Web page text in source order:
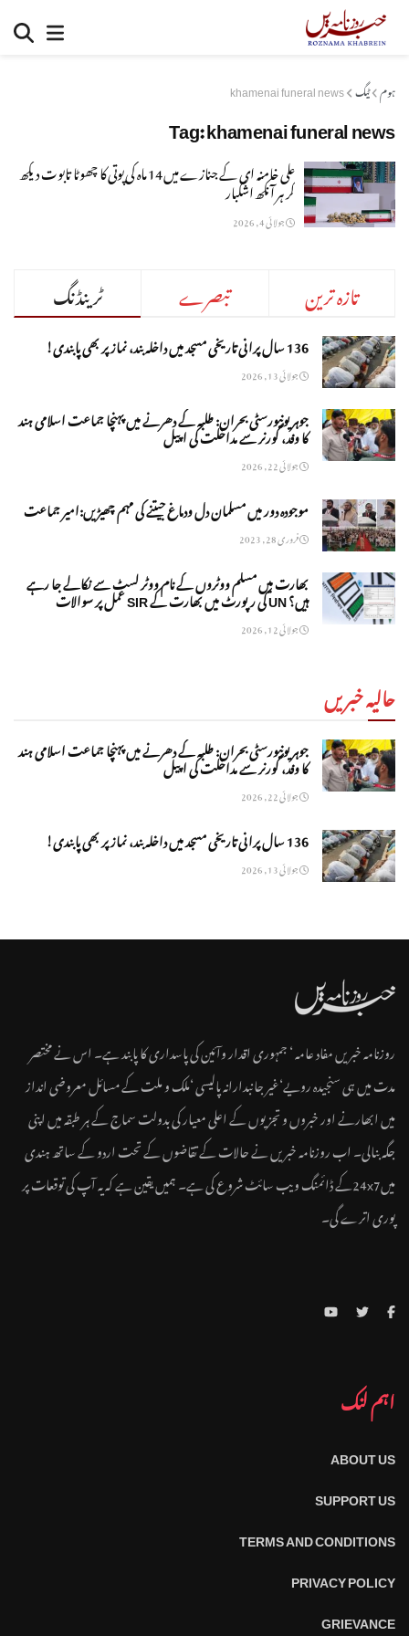
ہوم ٹیگ khamenai funeral news
Tag:khamenai funeral news
علی خامنہ ای کے جنازے میں 14 ماہ کی پوتی کا چھوٹا تابوت دیکھ
کر ہر آنکھ اشکبار
جولائی 4, 2026
ٹرینڈنگ تبصرے تازہ ترین
136 سال پرانی تاریخی مسجد میں داخلہ بند، نماز پر بھی پابندی!
جولائی 13, 2026
جوہر یونیورسٹی بحران: طلبہ کے دھرنے میں پہنچا جماعت اسلامی ہند
کا وفد، گورنر سے مداخلت کی اپیل
جولائی 22, 2026
موجودہ دور میں مسلمان دل ودماغ جیتنے کی مہم چھیڑیں:امیر جماعت
فروری 28, 2023
بھارت میں مسلم ووٹروں کے نام ووٹر لسٹ سے نکالے جا رہے
ہیں؟ UN کی رپورٹ میں بھارت کے SIR عمل پر سوالات
جولائی 12, 2026
حالیہ خبریں
جوہر یونیورسٹی بحران: طلبہ کے دھرنے میں پہنچا جماعت اسلامی ہند
کا وفد، گورنر سے مداخلت کی اپیل
جولائی 22, 2026
136 سال پرانی تاریخی مسجد میں داخلہ بند، نماز پر بھی پابندی!
جولائی 13, 2026
روزنامہ خبریں مفاد عامہ ‘ جمہوری اقدار وآئین کی پاسداری کا پابند ہے۔ اس نے مختصر
مدت میں ہی سنجیدہ رویے‘غیر جانبدارانہ پالیسی ‘ملک و ملت کے مسائل معروضی انداز
میں ابھارنے اور خبروں و تجزیوں کے اعلی معیار کی بدولت سماج کے ہر طبقہ میں اپنی
جگہ بنالی۔ اب روزنامہ خبریں نے حالات کے تقاضوں کے تحت اردو کے ساتھ ہندی
میں24x7کے ڈائمنگ ویب سائٹ شروع کی ہے۔ ہمیں یقین ہے کہ یہ آپ کی توقعات پر
پوری اترے گی۔
اہم لنک
ABOUT US
SUPPORT US
TERMS AND CONDITIONS
PRIVACY POLICY
GRIEVANCE